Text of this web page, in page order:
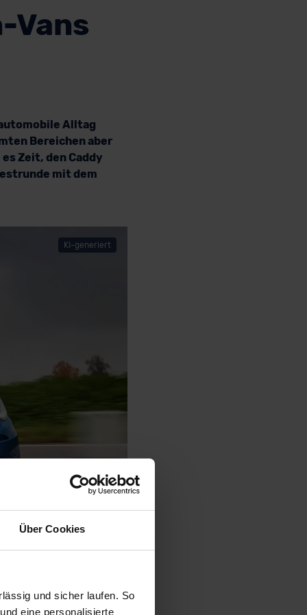
Über Cookies
und sicher laufen. So
eine personalisierte
Vans
Alltag
Bereichen aber
Zeit, den Caddy
mit dem
KI-generiert